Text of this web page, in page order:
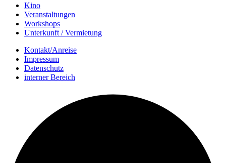
Kino
Veranstalt­ungen
Workshops
Unterkunft / Vermietung
Kontakt/Anreise
Impressum
Datenschutz
interner Bereich